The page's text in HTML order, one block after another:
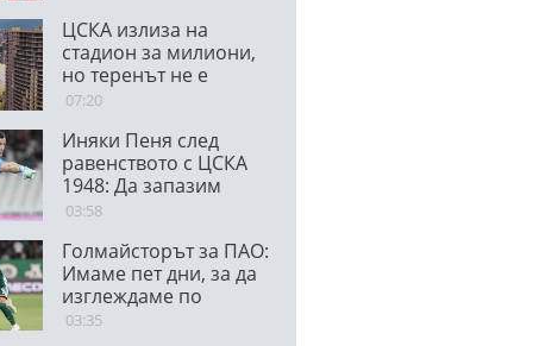
ЦСКА излиза на
стадион за милиони,
но теренът не е
блестящ
07:20
Иняки Пеня след
равенството с ЦСКА
1948: Да запазим
спокойствие
03:58
Голмайсторът за ПАО:
Имаме пет дни, за да
изглеждаме по
различен начин в
03:35